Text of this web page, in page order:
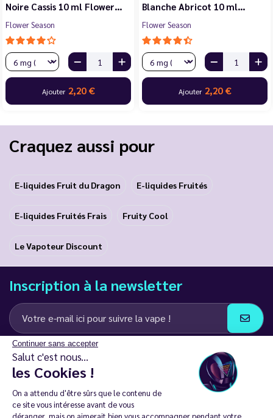
Continuer sans accepter
Salut c'est nous...
les Cookies !
On a attendu d'être sûrs que le contenu de
ce site vous intéresse avant de vous
déranger, mais on aimerait bien vous accompagner pendant votre
Noire Cassis 10 ml Flower…
Flower Season
Ajouter 2,20 €
Blanche Abricot 10 ml…
Flower Season
Ajouter 2,20 €
Craquez aussi pour
E-liquides Fruit du Dragon E-liquides Fruités
E-liquides Fruités Frais Fruity Cool
Le Vapoteur Discount
Inscription à la newsletter
J’accepte de recevoir des communications e-mail et SMS de la part de
LD Groupe
Restez en contact